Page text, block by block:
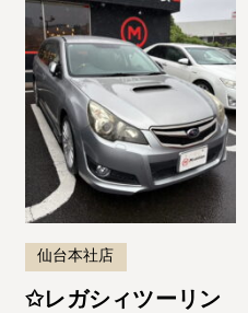
仙台本社店
✩レガシィツーリン